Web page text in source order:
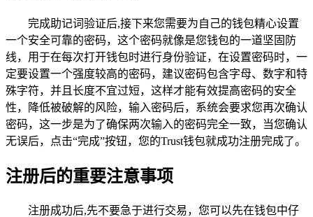
完成助记词验证后,接下来您需要为自己的钱包精心设置
一个安全可靠的密码，这个密码就像是您钱包的一道坚固防
线，用于在每次打开钱包时进行身份验证，在设置密码时，一
定要设置一个强度较高的密码，建议密码包含字母、数字和特
殊字符，并且长度不宜过短，这样才能有效提高密码的安全
性，降低被破解的风险，输入密码后，系统会要求您再次确认
密码，这一步是为了确保两次输入的密码完全一致，当您确认
无误后，点击“完成”按钮，您的Trust钱包就成功注册完成了。
注册后的重要注意事项
注册成功后,先不要急于进行交易，您可以先在钱包中仔